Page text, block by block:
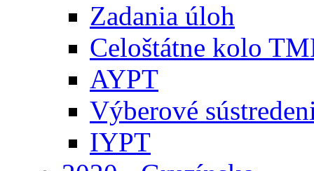
Zadania úloh
Celoštátne kolo
AYPT
Výberové
IYPT